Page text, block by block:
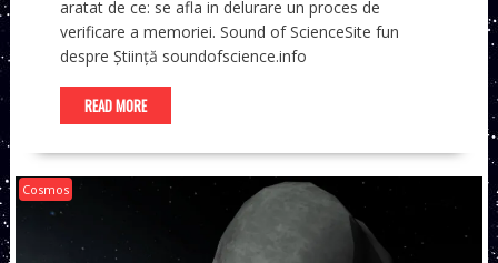
aratat de ce: se afla in delurare un proces de
verificare a memoriei. Sound of ScienceSite fun
despre Știință soundofscience.info
READ MORE
Cosmos